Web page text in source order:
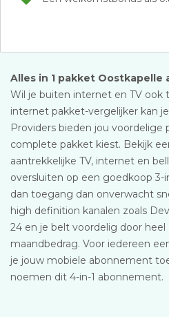
Alles in 1 pakket Oostkapelle
Wil je buiten internet en TV ook
internet pakket-vergelijker kan
Providers bieden jou voordelige
complete pakket kiest. Bekijk
aantrekkelijke TV, internet en
oversluiten op een goedkoop 3-
dan toegang dan onverwacht
high definition kanalen zoals
24 en je belt voordelig door heel
maandbedrag. Voor iedereen
je jouw mobiele abonnement
noemen dit 4-in-1 abonnement.